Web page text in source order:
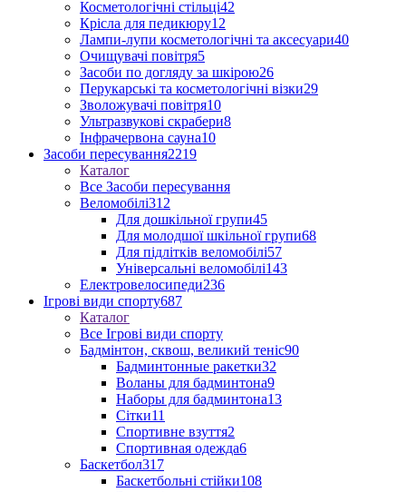
Косметологічні стільці42
Крісла для педикюру12
Лампи-лупи косметологічні та аксесуари40
Очищувачі повітря5
Засоби по догляду за шкірою26
Перукарські та косметологічні візки29
Зволожувачі повітря10
Ультразвукові скрабери8
Інфрачервона сауна10
Засоби пересування2219
Каталог
Все Засоби пересування
Веломобілі312
Для дошкільної групи45
Для молодшої шкільної групи68
Для підлітків веломобілі57
Універсальні веломобілі143
Електровелосипеди236
Ігрові види спорту687
Каталог
Все Ігрові види спорту
Бадмінтон, сквош, великий теніс90
Бадминтонные ракетки32
Воланы для бадминтона9
Наборы для бадминтона13
Сітки11
Спортивне взуття2
Спортивная одежда6
Баскетбол317
Баскетбольні стійки108